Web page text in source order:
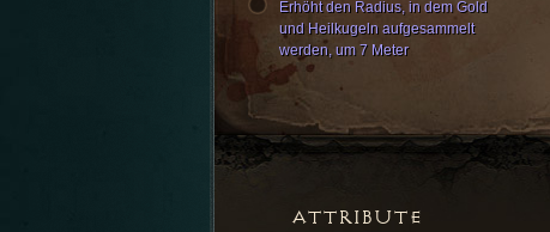
Erhöht den Radius, in dem Gold
und Heilkugeln aufgesammelt
werden, um 7 Meter
ATTRIBUTE